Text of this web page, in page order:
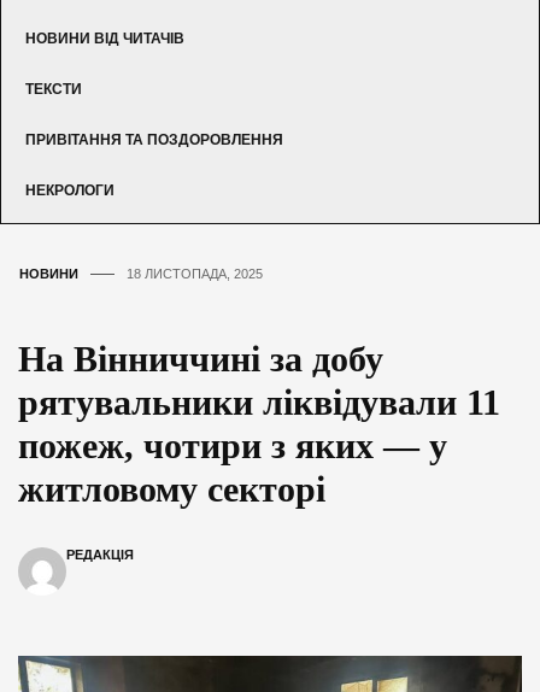
НОВИНИ ВІД ЧИТАЧІВ
ТЕКСТИ
ПРИВІТАННЯ ТА ПОЗДОРОВЛЕННЯ
НЕКРОЛОГИ
НОВИНИ 18 ЛИСТОПАДА, 2025
На Вінниччині за добу
рятувальники ліквідували 11
пожеж, чотири з яких — у
житловому секторі
РЕДАКЦІЯ